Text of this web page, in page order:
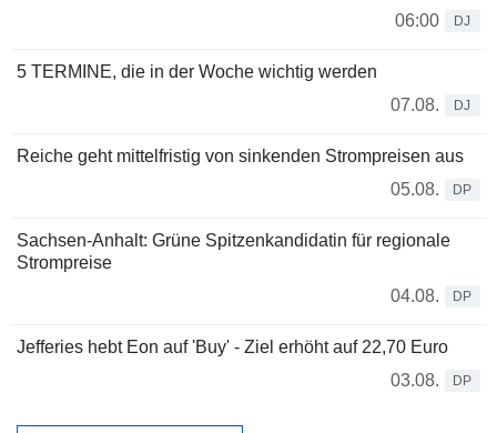
06:00 DJ
5 TERMINE, die in der Woche wichtig werden
07.08.
DJ
Reiche geht mittelfristig von sinkenden Strompreisen aus
05.08.
DP
Sachsen-Anhalt: Grüne Spitzenkandidatin für regionale
Strompreise
04.08.
DP
Jefferies hebt Eon auf 'Buy' - Ziel erhöht auf 22,70 Euro
03.08.
DP